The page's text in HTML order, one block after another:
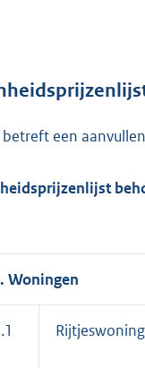
een
Woningen
Rijtjeswoning